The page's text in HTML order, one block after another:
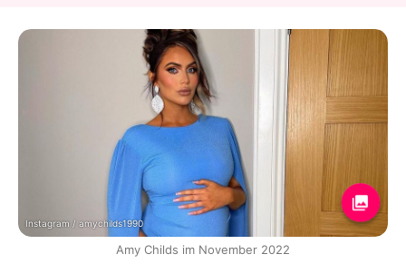
Instagram / amychilds1990
Amy Childs im November 2022